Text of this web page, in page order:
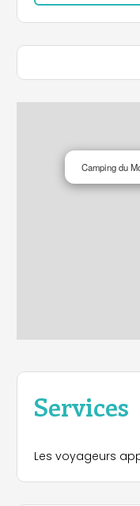
Camping du
Services
Les voyageurs